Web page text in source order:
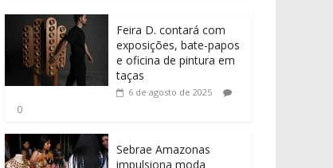
Feira D. contará com
exposições, bate-papos
e oficina de pintura em
taças
6 de agosto de 2025
0
Sebrae Amazonas
impulsiona moda